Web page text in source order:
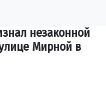
незаконной
Мирной в